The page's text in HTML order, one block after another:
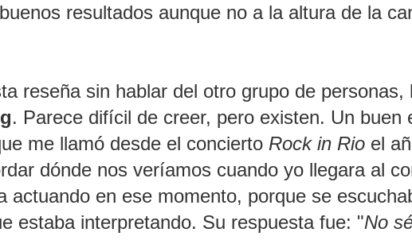
resultados aunque no a la altura de la
reseña sin hablar del otro grupo de personas,
. Parece difícil de creer, pero existen. Un buen
me llamó desde el concierto Rock in Rio el
dónde nos veríamos cuando yo llegara al
actuando en ese momento, porque se
estaba interpretando. Su respuesta fue: "No